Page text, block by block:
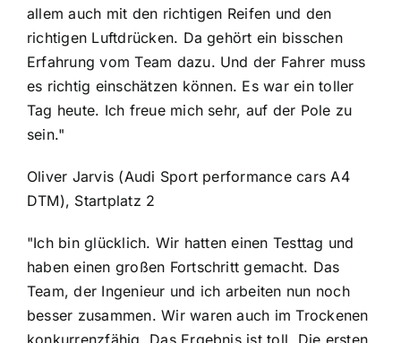
allem auch mit den richtigen Reifen und den
richtigen Luftdrücken. Da gehört ein bisschen
Erfahrung vom Team dazu. Und der Fahrer muss
es richtig einschätzen können. Es war ein toller
Tag heute. Ich freue mich sehr, auf der Pole zu
sein."
Oliver Jarvis (Audi Sport performance cars A4
DTM), Startplatz 2
"Ich bin glücklich. Wir hatten einen Testtag und
haben einen großen Fortschritt gemacht. Das
Team, der Ingenieur und ich arbeiten nun noch
besser zusammen. Wir waren auch im Trockenen